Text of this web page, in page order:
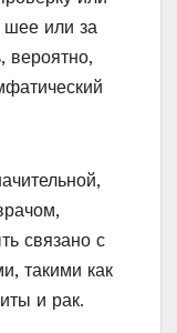
шее или за
вероятно,
связано с
такими как
и рак.